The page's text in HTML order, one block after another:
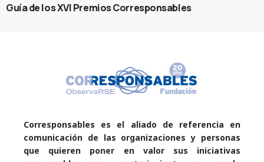
Guía de los XVI Premios Corresponsables
Corresponsables es el aliado de referencia en
comunicación de las organizaciones y personas
que quieren poner en valor sus iniciativas